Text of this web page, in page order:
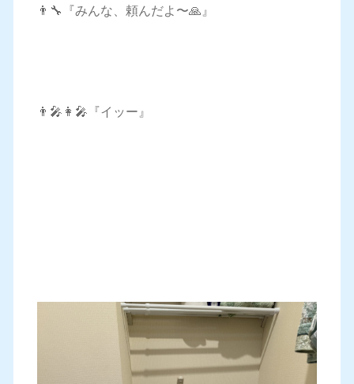
👨‍🔧『みんな、頼んだよ〜🙏』
👨‍🎤👩‍🎤『イッー』